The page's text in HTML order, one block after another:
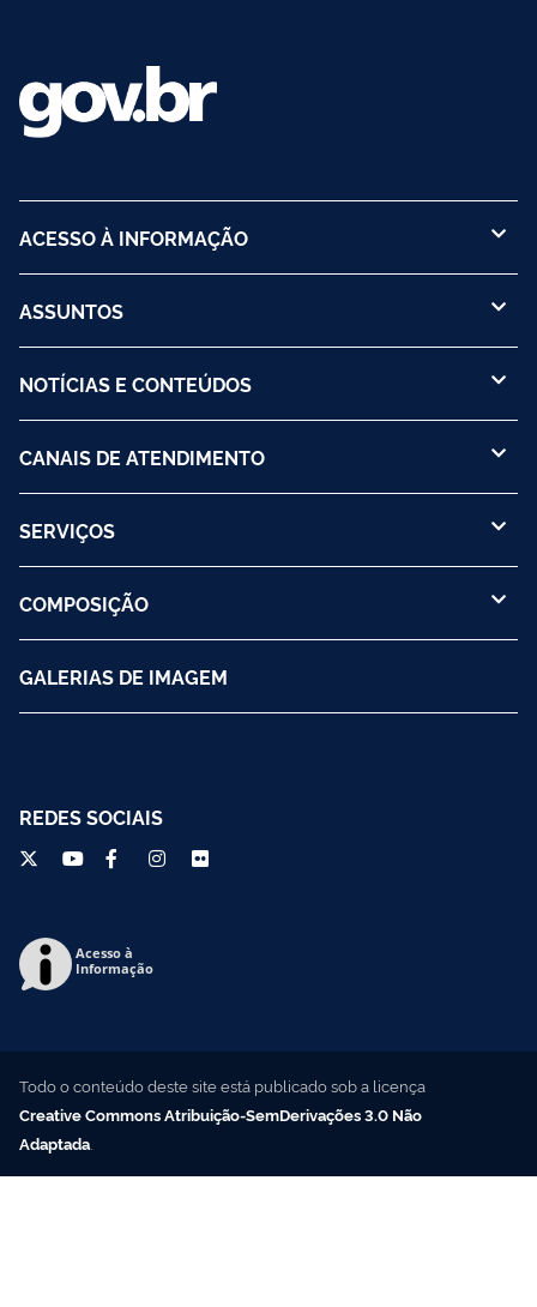
ACESSO À INFORMAÇÃO
ASSUNTOS
NOTÍCIAS E CONTEÚDOS
CANAIS DE ATENDIMENTO
SERVIÇOS
COMPOSIÇÃO
GALERIAS DE IMAGEM
REDES SOCIAIS
Acesso à
Informação
Todo o conteúdo deste site está publicado sob a licença
Creative Commons Atribuição-SemDerivações 3.0 Não
Adaptada